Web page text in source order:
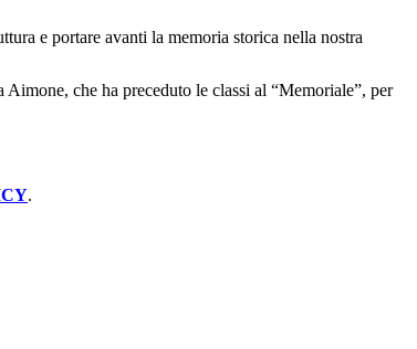
e portare avanti la memoria storica nella nostra
che ha preceduto le classi al “Memoriale”, per
.